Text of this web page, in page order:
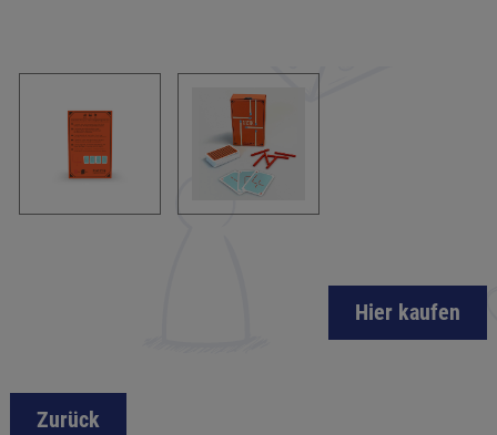
Hier kaufen
Zurück